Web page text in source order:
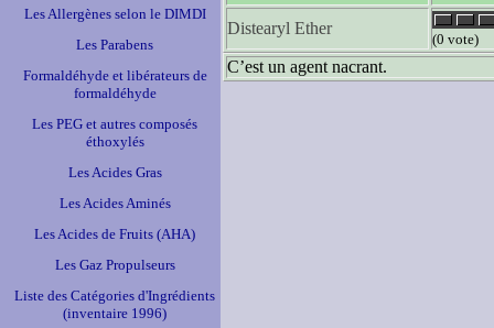
Les Allergènes selon le DIMDI
Les Parabens
Formaldéhyde et libérateurs de
formaldéhyde
Les PEG et autres composés
éthoxylés
Les Acides Gras
Les Acides Aminés
Les Acides de Fruits (AHA)
Les Gaz Propulseurs
Liste des Catégories d'Ingrédients
(inventaire 1996)
Distearyl Ether
(0 vote)
C’est un agent nacrant.